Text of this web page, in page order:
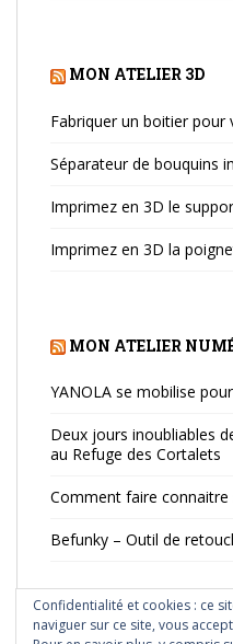
MON ATELIER 3D
Fabriquer un boitier pour
Séparateur de bouquins
Imprimez en 3D le
Imprimez en 3D la
MON ATELIER
YANOLA se mobilise
Deux jours inoubliables
au Refuge des Cortalets
Comment faire
Befunky – Outil de
Confidentialité et cookies : ce
naviguer sur ce site, vous